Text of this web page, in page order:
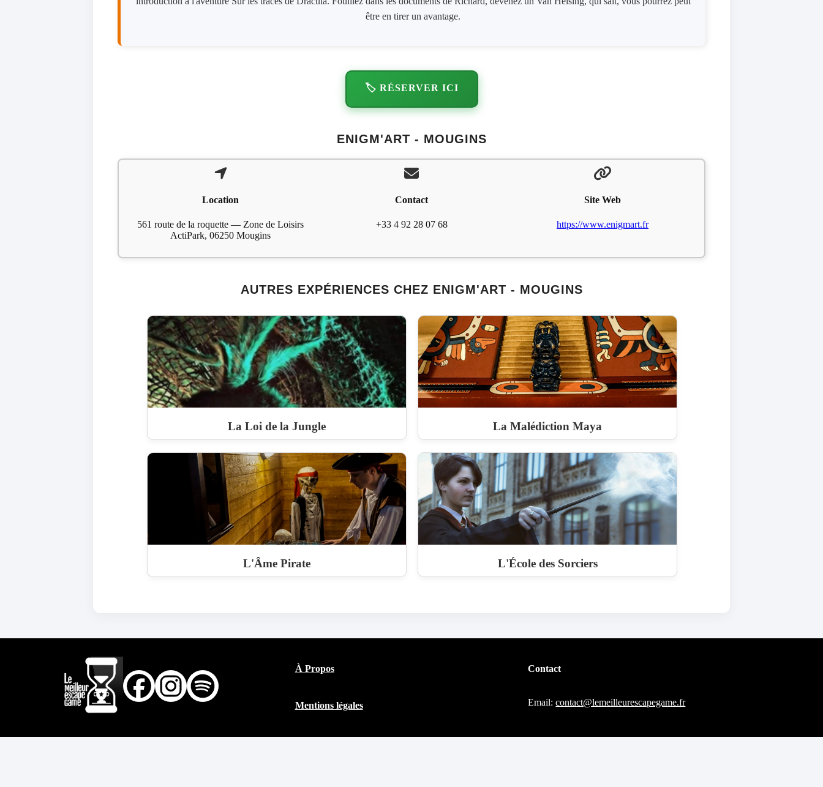
être en tirer un avantage.
🏷️ RÉSERVER ICI
ENIGM'ART - MOUGINS
Location
561 route de la roquette — Zone de Loisirs
ActiPark, 06250 Mougins
Contact
+33 4 92 28 07 68
Site Web
https://www.enigmart.fr
AUTRES EXPÉRIENCES CHEZ ENIGM'ART - MOUGINS
La Loi de la Jungle La Malédiction Maya
L'Âme Pirate L'École des Sorciers
À Propos
Mentions légales
Contact
Email:contact@lemeilleurescapegame.fr